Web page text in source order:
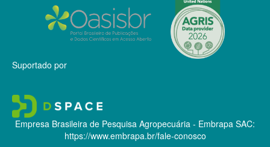
Suportado por
Empresa Brasileira de Pesquisa Agropecuária - Embrapa SAC:
https://www.embrapa.br/fale-conosco